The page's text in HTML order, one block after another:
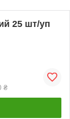
25 шт/уп
₴